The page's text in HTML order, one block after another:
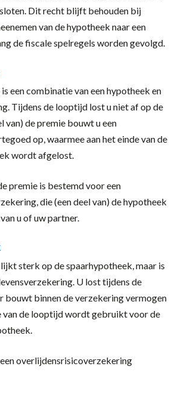
Dit recht blijft behouden bij
van de hypotheek naar een
de fiscale spelregels worden gevolgd.
een combinatie van een hypotheek en
Tijdens de looptijd lost u niet af op de
van) de premie bouwt u een
op, waarmee aan het einde van de
wordt afgelost.
premie is bestemd voor een
die (een deel van) de hypotheek
u of uw partner.
sterk op de spaarhypotheek, maar is
U lost tijdens de
bouwt binnen de verzekering vermogen
van de looptijd wordt gebruikt voor de
overlijdensrisicoverzekering